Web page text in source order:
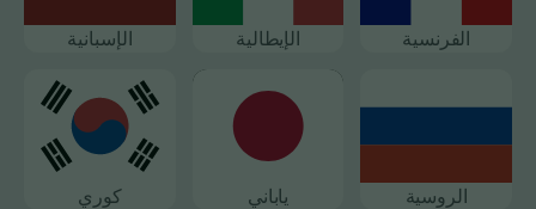
الفرنسية الإيطالية الإسبانية
الروسية ياباني كوري